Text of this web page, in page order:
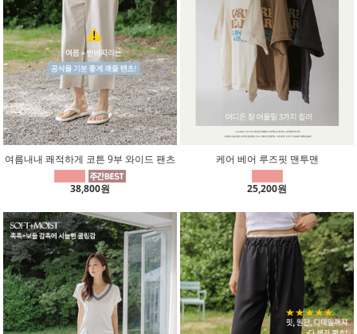
여름내내 쾌적하게 코튼 9부 와이드 팬츠
38,800원
케어 베어 루즈핏 맨투맨
25,200원